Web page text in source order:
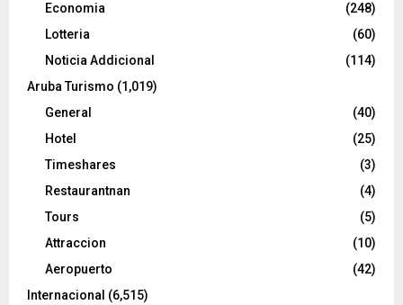
Economia
(248)
Lotteria
(60)
Noticia Addicional
(114)
Aruba Turismo (1,019)
General
(40)
Hotel
(25)
Timeshares
(3)
Restaurantnan
(4)
Tours
(5)
Attraccion
(10)
Aeropuerto
(42)
Internacional (6,515)